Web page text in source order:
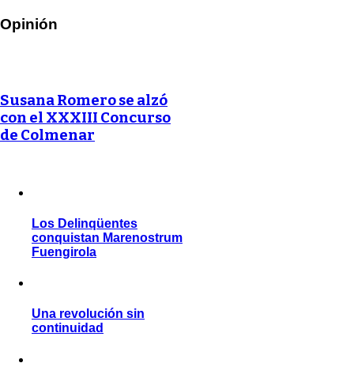
Opinión
Susana Romero se alzó
con el XXXIII Concurso
de Colmenar
Los Delinqüentes
conquistan Marenostrum
Fuengirola
Una revolución sin
continuidad